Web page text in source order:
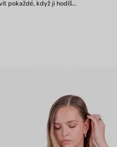
pokaždé, když ji hodíš…